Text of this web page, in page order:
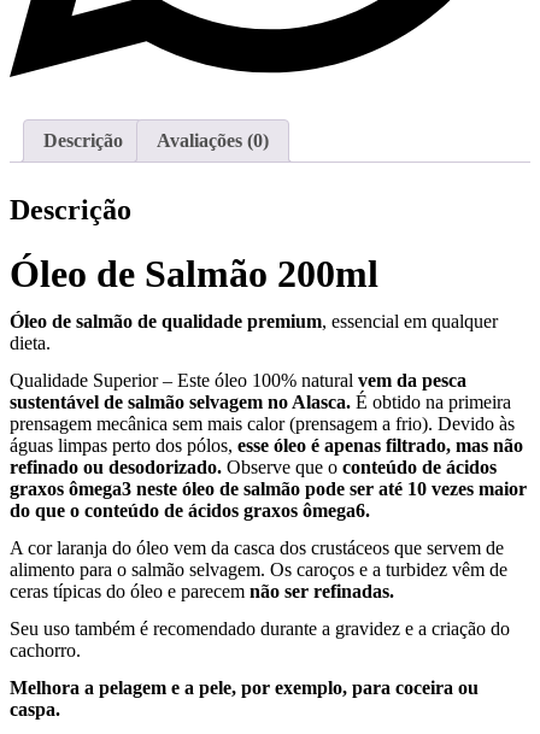
Descrição Avaliações (0)
Descrição
Óleo de Salmão 200ml
Óleo de salmão de qualidade premium, essencial em qualquer
dieta.
Qualidade Superior – Este óleo 100% natural vem da pesca
sustentável de salmão selvagem no Alasca. É obtido na primeira
prensagem mecânica sem mais calor (prensagem a frio). Devido às
águas limpas perto dos pólos, esse óleo é apenas filtrado, mas não
refinado ou desodorizado. Observe que o conteúdo de ácidos
graxos ômega3 neste óleo de salmão pode ser até 10 vezes maior
do que o conteúdo de ácidos graxos ômega6.
A cor laranja do óleo vem da casca dos crustáceos que servem de
alimento para o salmão selvagem. Os caroços e a turbidez vêm de
ceras típicas do óleo e parecem não ser refinadas.
Seu uso também é recomendado durante a gravidez e a criação do
cachorro.
Melhora a pelagem e a pele, por exemplo, para coceira ou
caspa.